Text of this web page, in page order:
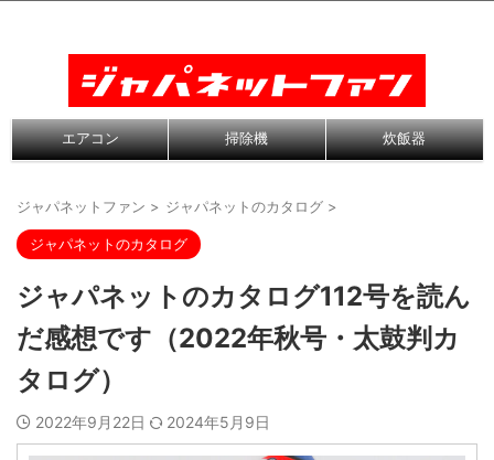
エアコン 掃除機 炊飯器
ジャパネットファン > ジャパネットのカタログ >
ジャパネットのカタログ
ジャパネットのカタログ112号を読ん
だ感想です（2022年秋号・太鼓判カ
タログ）
2022年9月22日 2024年5月9日